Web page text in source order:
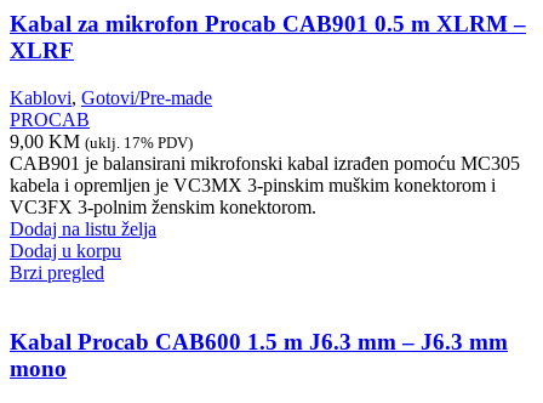
Kabal za mikrofon Procab CAB901 0.5 m XLRM –
XLRF
Kablovi, Gotovi/Pre-made
PROCAB
9,00 KM (uklj. 17% PDV)
CAB901 je balansirani mikrofonski kabal izrađen pomoću MC305
kabela i opremljen je VC3MX 3-pinskim muškim konektorom i
VC3FX 3-polnim ženskim konektorom.
Dodaj na listu želja
Dodaj u korpu
Brzi pregled
Kabal Procab CAB600 1.5 m J6.3 mm – J6.3 mm
mono